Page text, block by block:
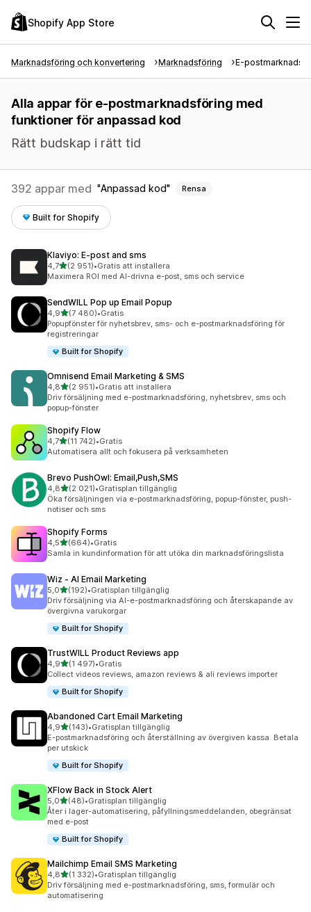
Shopify App Store
Marknadsföring och konvertering Marknadsföring E-
Alla appar för e-postmarknadsföring med
funktioner för anpassad kod
Rätt budskap i rätt tid
392 appar med Anpassad kod Rensa
Built for Shopify
Klaviyo: E‑post and sms
4,7av 5 stjärnor
(2 951)
2951 recensioner totalt
•Gratis att installera
Maximera ROI med AI-drivna e-post, sms och service
SendWILL Pop up Email Popup
4,9av 5 stjärnor
(7 480)
7480 recensioner totalt
•Gratis
Popupfönster för nyhetsbrev, sms- och e-postmarknadsföring för
registreringar
Built for Shopify
Omnisend Email Marketing & SMS
4,8av 5 stjärnor
(2 951)
2951 recensioner totalt
•Gratis att installera
Driv försäljning med e-postmarknadsföring, nyhetsbrev, sms och
popup-fönster
Shopify Flow
4,7av 5 stjärnor
(11 742)
11742 recensioner totalt
•Gratis
Automatisera allt och fokusera på verksamheten
Brevo PushOwl: Email,Push,SMS
4,8av 5 stjärnor
(2 021)
2021 recensioner totalt
•Gratisplan tillgänglig
Öka försäljningen via e-postmarknadsföring, popup-fönster, push-
notiser och sms
Shopify Forms
4,5av 5 stjärnor
(664)
664 recensioner totalt
•Gratis
Samla in kundinformation för att utöka din marknadsföringslista
Wiz ‑ AI Email Marketing
5,0av 5 stjärnor
(192)
192 recensioner totalt
•Gratisplan tillgänglig
Driv försäljning via AI-e-postmarknadsföring och återskapande av
övergivna varukorgar
Built for Shopify
TrustWILL Product Reviews app
4,9av 5 stjärnor
(1 497)
1497 recensioner totalt
•Gratis
Collect videos reviews, amazon reviews & ali reviews importer
Built for Shopify
Abandoned Cart Email Marketing
4,9av 5 stjärnor
(143)
143 recensioner totalt
•Gratisplan tillgänglig
E-postmarknadsföring och återställning av övergiven kassa. Betala
per utskick
Built for Shopify
XFlow Back in Stock Alert
5,0av 5 stjärnor
(48)
48 recensioner totalt
•Gratisplan tillgänglig
Åter i lager-automatisering, påfyllningsmeddelanden, obegränsat
med e-post
Built for Shopify
Mailchimp Email SMS Marketing
4,8av 5 stjärnor
(1 332)
1332 recensioner totalt
•Gratisplan tillgänglig
Driv försäljning med e-postmarknadsföring, sms, formulär och
automatisering